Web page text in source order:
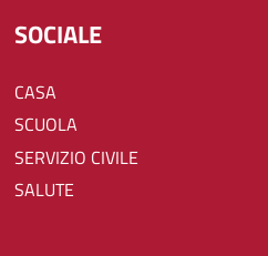
SOCIALE
CASA
SCUOLA
SERVIZIO CIVILE
SALUTE